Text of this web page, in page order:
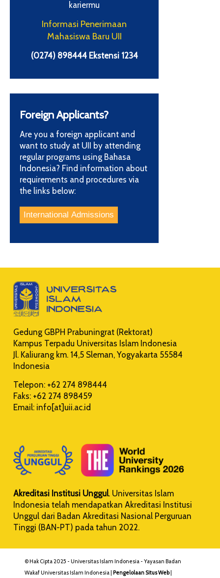
kariermu
Informasi Penerimaan
Mahasiswa Baru UII
(0274) 898444 Ekstensi 1234
Foreign Applicants?
Are you a foreign applicant and
want to study at UII by attending
regular programs using Bahasa
Indonesia? Find information about
requirements and procedures via
the links below:
Gedung GBPH Prabuningrat (Rektorat)
Kampus Terpadu Universitas Islam Indonesia
Jl. Kaliurang km. 14,5 Sleman, Yogyakarta 55584
Indonesia
Telepon: +62 274 898444
Faks: +62 274 898459
Email: info[at]uii.ac.id
Akreditasi Institusi Unggul. Universitas Islam
Indonesia telah mendapatkan Akreditasi Institusi
Unggul dari Badan Akreditasi Nasional Perguruan
Tinggi (BAN-PT) pada tahun 2022.
© Hak Cipta 2025 - Universitas Islam Indonesia - Yayasan Badan
Wakaf Universitas Islam Indonesia | Pengelolaan Situs Web|